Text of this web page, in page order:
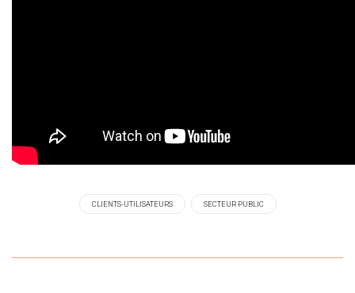
CLIENTS-UTILISATEURS SECTEUR PUBLIC